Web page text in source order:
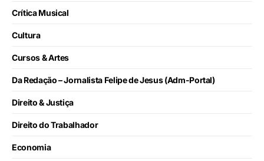
Crítica Musical
Cultura
Cursos & Artes
Da Redação – Jornalista Felipe de Jesus (Adm-Portal)
Direito & Justiça
Direito do Trabalhador
Economia